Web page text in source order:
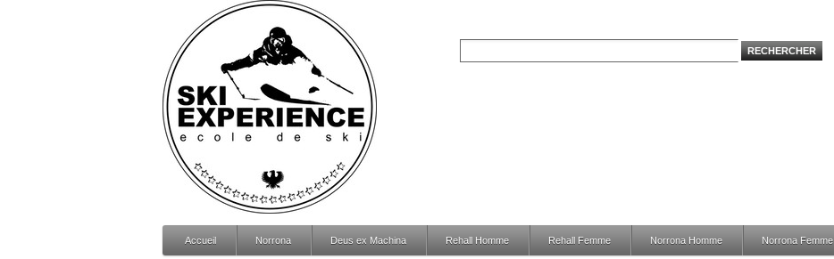
Accueil Norrona Deus ex Machina Rehall Homme Rehall Femme Norrona Homme Norrona Femme